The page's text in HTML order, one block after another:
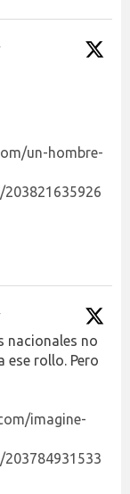
un-hombre-
nacionales no
ese rollo. Pero
imagine-